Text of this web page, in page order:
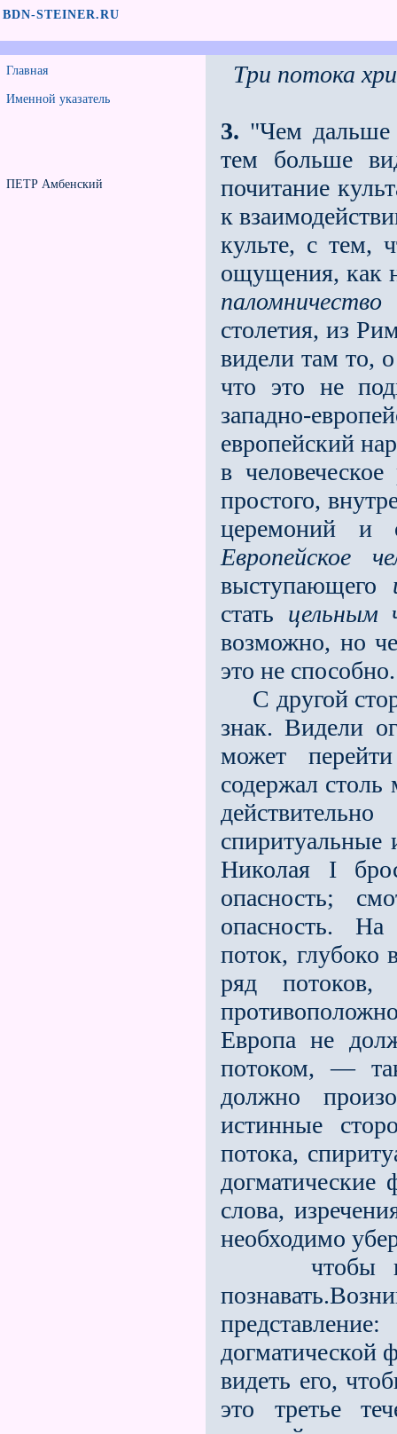
BDN-STEINER.RU
Главная
Именной указатель
ПЕТР Амбенский
Три потока
3. "Чем
тем больше
почитание
к
культе, с тем,
ощущения, как
паломничество
столетия, из
видели там то,
что это не
западно-
европейский
в
простого,
церемоний и
Европейское
выступающего
стать цельным
возможно, но
это не способно.
C другой
знак. Видели
может
содержал столь
Николая I
опасность;
опасность. На
поток,
ряд потоков,
Европа не
потоком, —
должно
истинные
потока,
слова,
необходимо
чтобы
догматической
видеть его,
это третье